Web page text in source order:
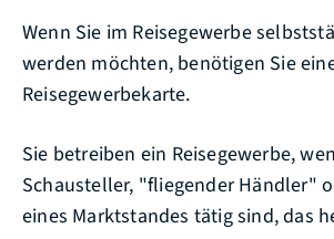
Wenn Sie im Reisegewerbe
werden möchten, benötigen Sie
Reisegewerbekarte.
Sie betreiben ein Reisegewerbe,
Schausteller, "fliegender Händler"
eines Marktstandes tätig sind, das